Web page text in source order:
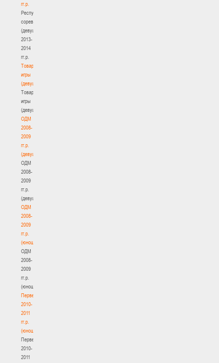
гг.р.
Республиканские
соревнования
(девушки)
2013-
2014
гг.р.
Товарищеские
игры
(девушки)
Товарищеские
игры
(девушки)
ОДМ
2008-
2009
гг.р.
(девушки)
ОДМ
2008-
2009
гг.р.
(девушки)
ОДМ
2008-
2009
гг.р.
(юноши)
ОДМ
2008-
2009
гг.р.
(юноши)
Первенство
2010-
2011
гг.р.
(юноши)
Первенство
2010-
2011